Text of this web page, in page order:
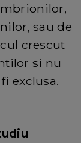
sau de
crescut
si nu
exclusa.